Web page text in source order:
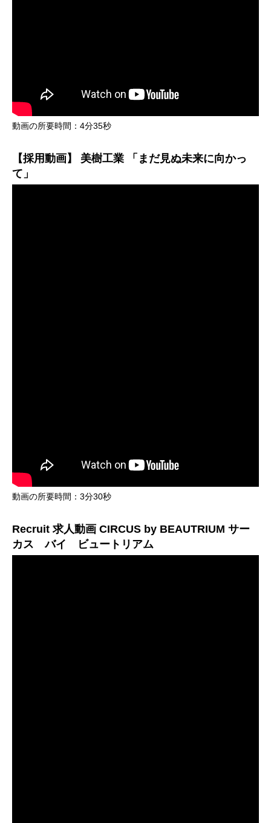
動画の所要時間：4分35秒
【採用動画】 美樹工業 「まだ見ぬ未来に向かっ
て」
動画の所要時間：3分30秒
Recruit 求人動画 CIRCUS by BEAUTRIUM サー
カス バイ ビュートリアム